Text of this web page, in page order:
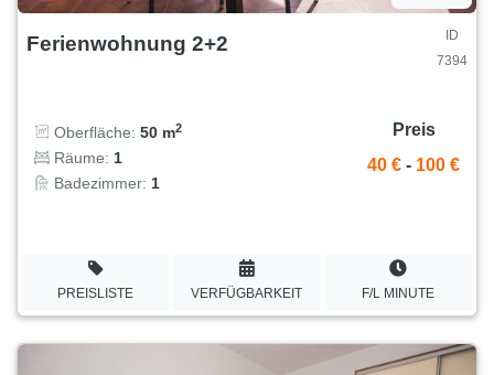
Ferienwohnung 2+2
ID
7394
Oberfläche: 50 m2
Räume: 1
Badezimmer: 1
Preis
40 € - 100 €
PREISLISTE VERFÜGBARKEIT F/L MINUTE